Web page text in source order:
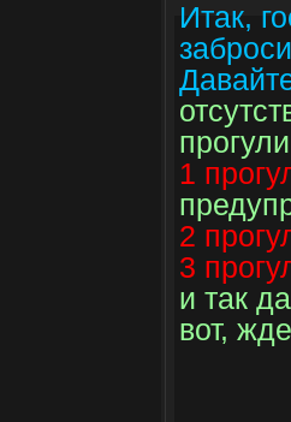
Итак,
1
2
3
и так
вот,